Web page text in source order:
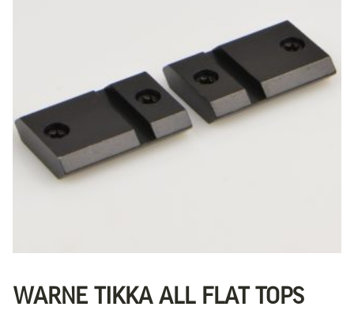
WARNE TIKKA ALL FLAT TOPS